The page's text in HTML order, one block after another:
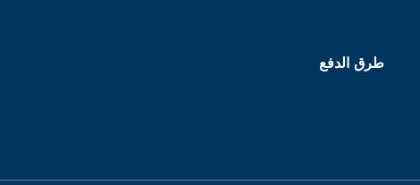
طرق الدفع